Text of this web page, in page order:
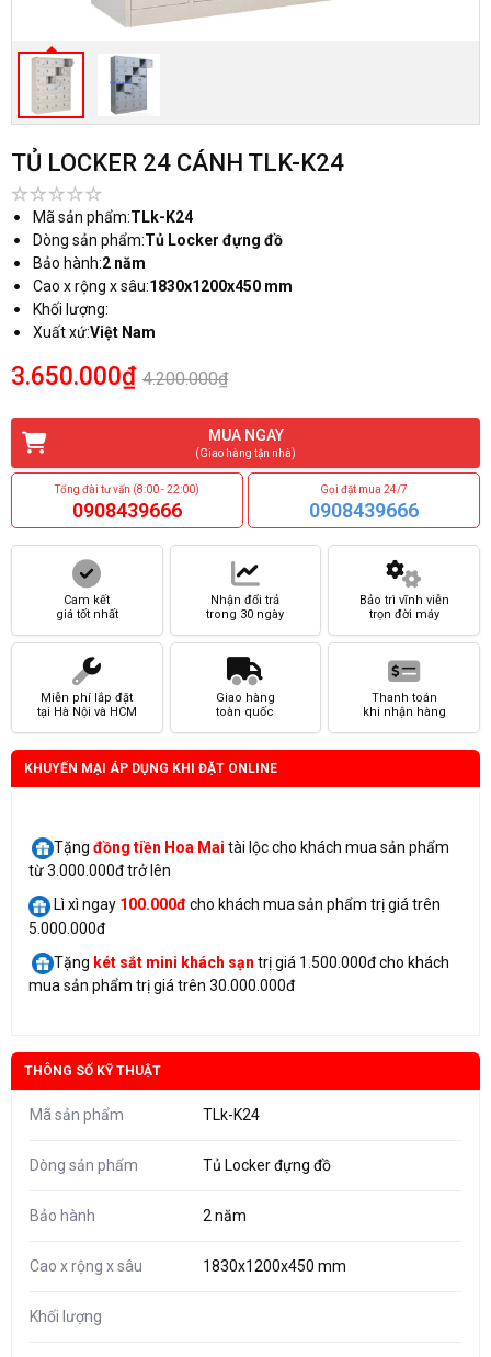
TỦ LOCKER 24 CÁNH TLK-K24
Mã sản phẩm:TLk-K24
Dòng sản phẩm:Tủ Locker đựng đồ
Bảo hành:2 năm
Cao x rộng x sâu:1830x1200x450 mm
Khối lượng:
Xuất xứ:Việt Nam
3.650.000₫ 4.200.000₫
MUA NGAY
(Giao hàng tận nhà)
Tổng đài tư vấn (8:00 - 22:00)
0908439666
Gọi đặt mua 24/7
0908439666
Cam kết
giá tốt nhất
Nhận đổi trả
trong 30 ngày
Bảo trì vĩnh viễn
trọn đời máy
Miễn phí lắp đặt
tại Hà Nội và HCM
Giao hàng
toàn quốc
Thanh toán
khi nhận hàng
KHUYẾN MẠI ÁP DỤNG KHI ĐẶT ONLINE
Tặng đồng tiền Hoa Mai tài lộc cho khách mua sản phẩm
từ 3.000.000đ trở lên
Lì xì ngay 100.000đcho khách mua sản phẩm trị giá trên
5.000.000đ
Tặng két sắt mini khách sạn trị giá 1.500.000đ cho khách
mua sản phẩm trị giá trên 30.000.000đ
THÔNG SỐ KỸ THUẬT
Mã sản phẩm TLk-K24
Dòng sản phẩm Tủ Locker đựng đồ
Bảo hành 2 năm
Cao x rộng x sâu 1830x1200x450 mm
Khối lượng